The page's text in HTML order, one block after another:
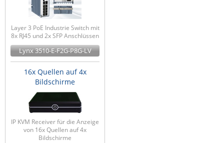
Layer 3 PoE Industrie Switch mit
8x RJ45 und 2x SFP Anschlüssen
Lynx 3510-E-F2G-P8G-LV
16x Quellen auf 4x
Bildschirme
IP KVM Receiver für die Anzeige
von 16x Quellen auf 4x
Bildschirme